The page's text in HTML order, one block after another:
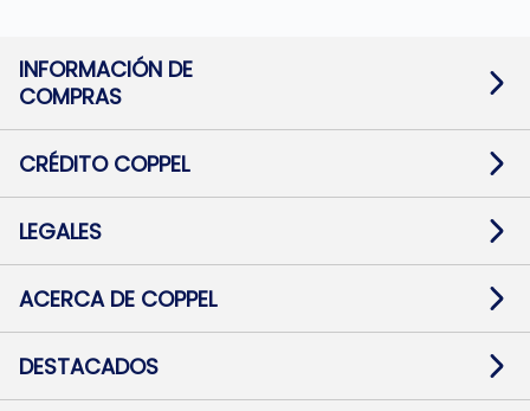
INFORMACIÓN DE
COMPRAS
Términos y condiciones
Botón de arrepentimiento
Mapa de sitio
CRÉDITO COPPEL
Solicitar Crédito
Medios de Pago
Pago Fácil Online
LEGALES
Baja contratos
Defensa al consumidor CABA
ACERCA DE COPPEL
Trabajá con Nosotros
Preguntas Frecuentes
DESTACADOS